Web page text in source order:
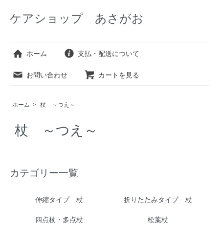
ケアショップ あさがお
ホーム 支払・配送について
お問い合わせ カートを見る
ホーム > 杖 ～つえ～
杖 ～つえ～
カテゴリー一覧
伸縮タイプ 杖 折りたたみタイプ 杖
四点杖・多点杖 松葉杖